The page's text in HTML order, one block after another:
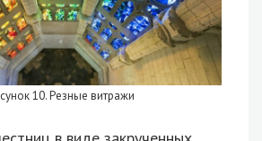
10. Резные витражи